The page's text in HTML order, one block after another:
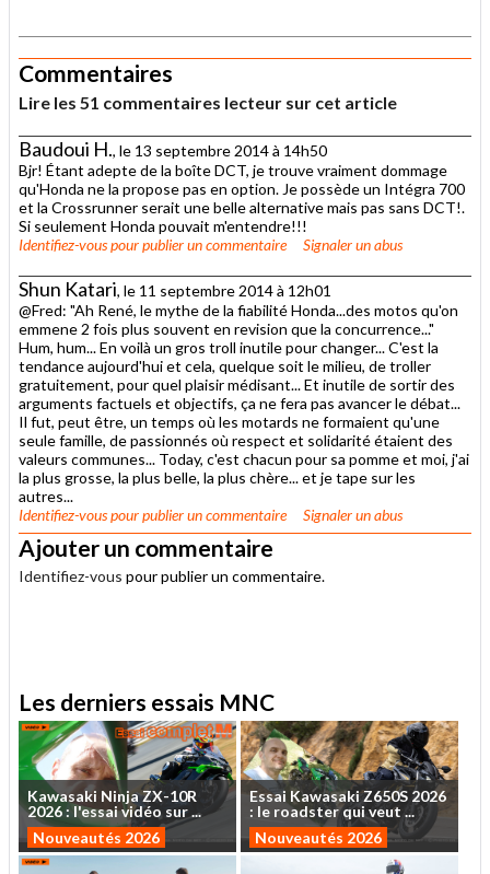
Commentaires
Lire les 51 commentaires lecteur sur cet article
Baudoui H., le 13 septembre 2014 à 14h50
Bjr! Étant adepte de la boîte DCT, je trouve vraiment dommage
qu'Honda ne la propose pas en option. Je possède un Intégra 700
et la Crossrunner serait une belle alternative mais pas sans DCT!.
Si seulement Honda pouvait m'entendre!!!
Identifiez-vouspour publier un commentaire Signaler un abus
Shun Katari, le 11 septembre 2014 à 12h01
@Fred: "Ah René, le mythe de la fiabilité Honda...des motos qu'on
emmene 2 fois plus souvent en revision que la concurrence..."
Hum, hum... En voilà un gros troll inutile pour changer... C'est la
tendance aujourd'hui et cela, quelque soit le milieu, de troller
gratuitement, pour quel plaisir médisant... Et inutile de sortir des
arguments factuels et objectifs, ça ne fera pas avancer le débat...
Il fut, peut être, un temps où les motards ne formaient qu'une
seule famille, de passionnés où respect et solidarité étaient des
valeurs communes... Today, c'est chacun pour sa pomme et moi, j'ai
la plus grosse, la plus belle, la plus chère... et je tape sur les
autres...
Identifiez-vouspour publier un commentaire Signaler un abus
Ajouter un commentaire
Identifiez-vous pour publier un commentaire.
Les derniers essais MNC
Kawasaki NinjaZX-10R
2026: l'essaividéo sur...
Nouveautés 2026
Essai KawasakiZ650S 2026
: le roadsterquiveut ...
Nouveautés 2026